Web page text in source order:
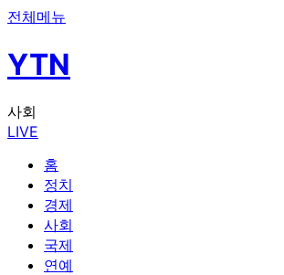
전체메뉴
YTN
사회
LIVE
홈
정치
경제
사회
국제
연예